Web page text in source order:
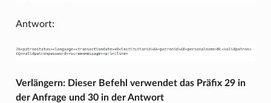
Antwort:
Verlängern: Dieser Befehl verwendet das Präfix 29 in
der Anfrage und 30 in der Antwort